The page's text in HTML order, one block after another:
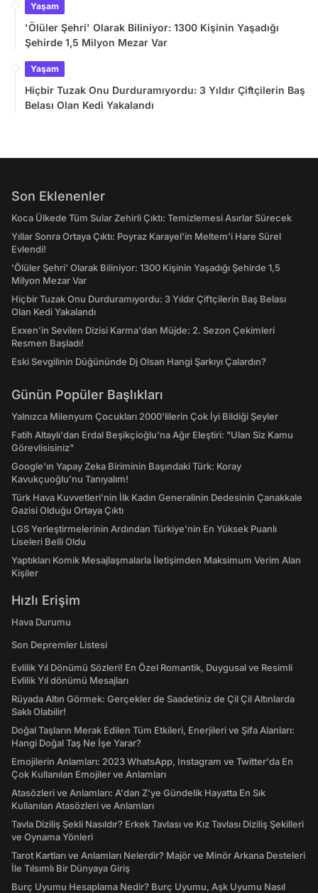
Yaşam
'Ölüler Şehri' Olarak Biliniyor: 1300 Kişinin Yaşadığı
Şehirde 1,5 Milyon Mezar Var
Yaşam
Hiçbir Tuzak Onu Durduramıyordu: 3 Yıldır Çiftçilerin Baş
Belası Olan Kedi Yakalandı
Son Eklenenler
Koca Ülkede Tüm Sular Zehirli Çıktı: Temizlemesi Asırlar Sürecek
Yıllar Sonra Ortaya Çıktı: Poyraz Karayel'in Meltem'i Hare Sürel
Evlendi!
'Ölüler Şehri' Olarak Biliniyor: 1300 Kişinin Yaşadığı Şehirde 1,5
Milyon Mezar Var
Hiçbir Tuzak Onu Durduramıyordu: 3 Yıldır Çiftçilerin Baş Belası
Olan Kedi Yakalandı
Exxen'in Sevilen Dizisi Karma'dan Müjde: 2. Sezon Çekimleri
Resmen Başladı!
Eski Sevgilinin Düğününde Dj Olsan Hangi Şarkıyı Çalardın?
Günün Popüler Başlıkları
Yalnızca Milenyum Çocukları 2000'lilerin Çok İyi Bildiği Şeyler
Fatih Altaylı'dan Erdal Beşikçioğlu'na Ağır Eleştiri: "Ulan Siz Kamu
Görevlisisiniz"
Google'ın Yapay Zeka Biriminin Başındaki Türk: Koray
Kavukçuoğlu'nu Tanıyalım!
Türk Hava Kuvvetleri'nin İlk Kadın Generalinin Dedesinin Çanakkale
Gazisi Olduğu Ortaya Çıktı
LGS Yerleştirmelerinin Ardından Türkiye'nin En Yüksek Puanlı
Liseleri Belli Oldu
Yaptıkları Komik Mesajlaşmalarla İletişimden Maksimum Verim Alan
Kişiler
Hızlı Erişim
Hava Durumu
Son Depremler Listesi
Evlilik Yıl Dönümü Sözleri! En Özel Romantik, Duygusal ve Resimli
Evlilik Yıl dönümü Mesajları
Rüyada Altın Görmek: Gerçekler de Saadetiniz de Çil Çil Altınlarda
Saklı Olabilir!
Doğal Taşların Merak Edilen Tüm Etkileri, Enerjileri ve Şifa Alanları:
Hangi Doğal Taş Ne İşe Yarar?
Emojilerin Anlamları: 2023 WhatsApp, Instagram ve Twitter'da En
Çok Kullanılan Emojiler ve Anlamları
Atasözleri ve Anlamları: A'dan Z'ye Gündelik Hayatta En Sık
Kullanılan Atasözleri ve Anlamları
Tavla Diziliş Şekli Nasıldır? Erkek Tavlası ve Kız Tavlası Diziliş Şekilleri
ve Oynama Yönleri
Tarot Kartları ve Anlamları Nelerdir? Majör ve Minör Arkana Desteleri
İle Tılsımlı Bir Dünyaya Giriş
Burç Uyumu Hesaplama Nedir? Burç Uyumu, Aşk Uyumu Nasıl